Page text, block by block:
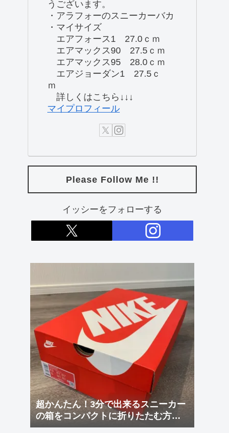
うございます。
・アラフォーのスニーカーバカ
・マイサイズ
エアフォース1 27.0ｃｍ
エアマックス90 27.5ｃｍ
エアマックス95 28.0ｃｍ
エアジョーダン1 27.5ｃ
ｍ
詳しくはこちら↓↓↓
マイプロフィール
Please Follow Me !!
イッシーをフォローする
超かんたん！3分で出来るスニーカー
の箱をコンパクトに折りたたむ方
法！